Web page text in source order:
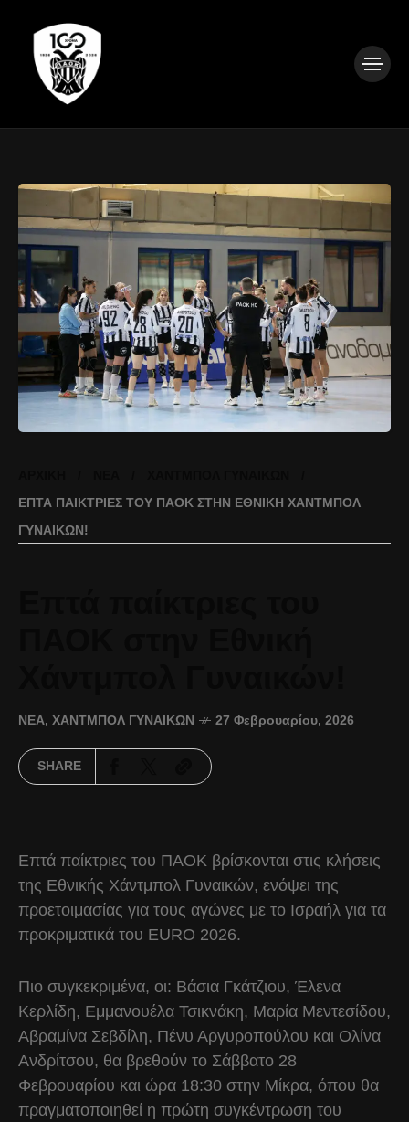
ΕΠΤΆ ΠΑΊΚΤΡΙΕΣ ΤΟΥ ΠΑΟΚ ΣΤΗΝ ΕΘΝΙΚΉ ΧΆΝΤΜΠΟΛ
ΓΥΝΑΙΚΏΝ!
ΝΈΑ, ΧΆΝΤΜΠΟΛ ΓΥΝΑΙΚΏΝ 27 Φεβρουαρίου, 2026
SHARE
Επτά παίκτριες του ΠΑΟΚ βρίσκονται στις κλήσεις
της Εθνικής Χάντμπολ Γυναικών, ενόψει της
προετοιμασίας για τους αγώνες με το Ισραήλ για τα
προκριματικά του ΕURO 2026.
Πιο συγκεκριμένα, οι: Βάσια Γκάτζιου, Έλενα
Κερλίδη, Εμμανουέλα Τσικνάκη, Μαρία Μεντεσίδου,
Αβραμίνα Σεβδίλη, Πένυ Αργυροπούλου και Ολίνα
Ανδρίτσου, θα βρεθούν το Σάββατο 28
Φεβρουαρίου και ώρα 18:30 στην Μίκρα, όπου θα
πραγματοποιηθεί η πρώτη συγκέντρωση του